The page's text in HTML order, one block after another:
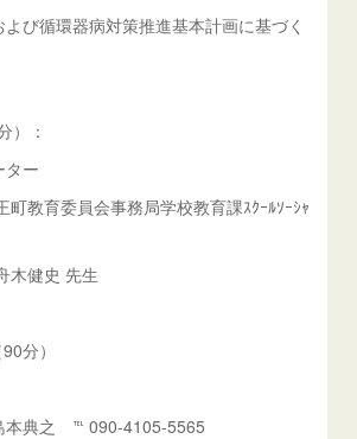
び循環器病対策推進基本計画に基づく
）：
ター
町教育委員会事務局学校教育課ｽｸｰﾙｿｰｼｬ
木健史 先生
分）
本典之 ℡ 090-4105-5565